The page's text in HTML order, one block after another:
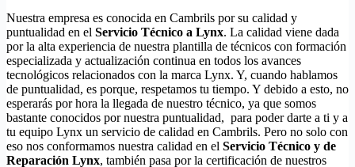
Nuestra empresa es conocida en Cambrils por su calidad y
puntualidad en el Servicio Técnico a Lynx. La calidad viene dada
por la alta experiencia de nuestra plantilla de técnicos con formación
especializada y actualización continua en todos los avances
tecnológicos relacionados con la marca Lynx. Y, cuando hablamos
de puntualidad, es porque, respetamos tu tiempo. Y debido a esto, no
esperarás por hora la llegada de nuestro técnico, ya que somos
bastante conocidos por nuestra puntualidad, para poder darte a ti y a
tu equipo Lynx un servicio de calidad en Cambrils. Pero no solo con
eso nos conformamos nuestra calidad en el Servicio Técnico y de
Reparación Lynx, también pasa por la certificación de nuestros